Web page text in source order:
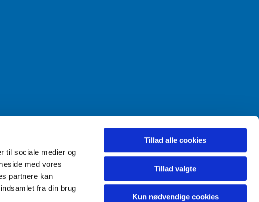
til sociale medier og
med vores
partnere kan
fra din brug
Tillad alle cookies
Tillad valgte
Kun nødvendige cookies